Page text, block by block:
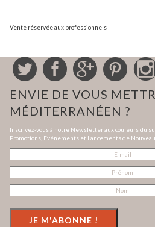
Vente réservée aux professionnels
ENVIE DE VOUS
MÉDITERRANÉEN ?
Inscrivez-vous à notre Newsletter aux couleurs du
Promotions, Evénements et Lancements de